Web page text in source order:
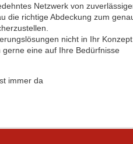
Netzwerk von
die richtige Abdeckung zum
nicht in Ihr Konzept
eine auf Ihre Bedürfnisse